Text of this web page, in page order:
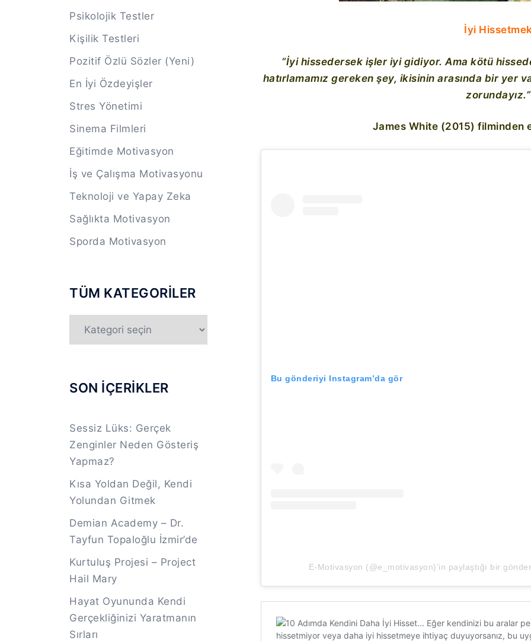
İyi
“İyi hissedersek işler iyi gidiyor. Ama kötü
hatırlamamız gereken şey, ikisinin arasında bir yer
zorundayız.”
James White (2015) filminden
Bu gönderiyi Instagram’da gör
E-Motivasyon (@e_motivasyon)’in paylaştığı bir
Psikolojik Testler
Kişilik Testleri
Pozitif Özlü Sözler (Yeni)
En İyi Özdeyişler
Stres Yönetimi
Sinema Filmleri
Eğitimde Motivasyon
İş ve Çalışma Motivasyonu
Teknoloji ve Yapay Zeka
Sağlıkta Motivasyon
Sporda Motivasyon
TÜM KATEGORİLER
KATEGORİLER
SON İÇERİKLER
Sessiz Lüks: Gerçek
Zenginler Neden Gösteriş
Yapmaz?
Kısa Yoldan Değil, Kendi
Yolundan Gitmek
Demian Academy – Dr.
Tayfun Topaloğlu İzmir’de
Kurtuluş Projesi – Project
Hail Mary
Hayat Oyununda Kendi
Gerçekliğinizi Yaratmanın
Sırları